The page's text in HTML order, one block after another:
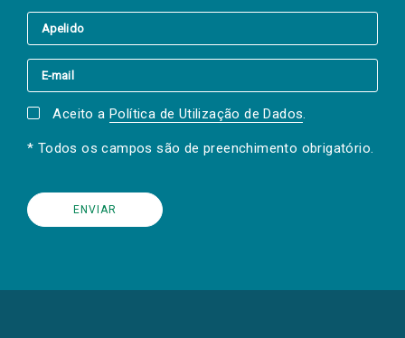
Aceito a Política de Utilização de Dados.
* Todos os campos são de preenchimento obrigatório.